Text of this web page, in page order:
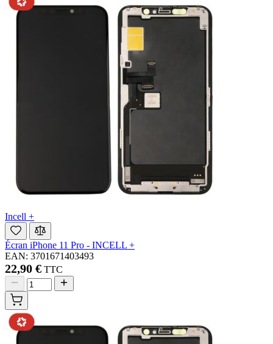
Incell +
Écran iPhone 11 Pro - INCELL +
EAN: 3701671403493
22,90 € TTC